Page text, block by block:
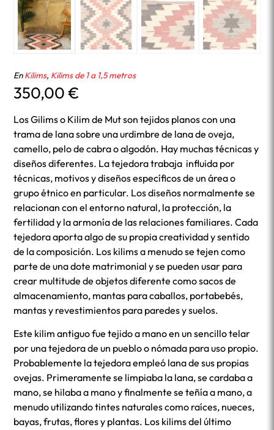
EnKilims, Kilims de 1 a 1,5 metros
350,00€
Los Gilims o Kilim de Mut son tejidos planos con una
trama de lana sobre una urdimbre de lana de oveja,
camello, pelo de cabra o algodón. Hay muchas técnicas y
diseños diferentes. La tejedora trabaja influida por
técnicas, motivos y diseños específicos de un área o
grupo étnico en particular. Los diseños normalmente se
relacionan con el entorno natural, la protección, la
fertilidad y la armonía de las relaciones familiares. Cada
tejedora aporta algo de su propia creatividad y sentido
de la composición. Los kilims a menudo se tejen como
parte de una dote matrimonial y se pueden usar para
crear multitude de objetos diferente como sacos de
almacenamiento, mantas para caballos, portabebés,
mantas y revestimientos para paredes y suelos.
Este kilim antiguo fue tejido a mano en un sencillo telar
por una tejedora de un pueblo o nómada para uso propio.
Probablemente la tejedora empleó lana de sus propias
ovejas. Primeramente se limpiaba la lana, se cardaba a
mano, se hilaba a mano y finalmente se teñía a mano, a
menudo utilizando tintes naturales como raíces, nueces,
bayas, frutas, flores y plantas. Los kilims del último